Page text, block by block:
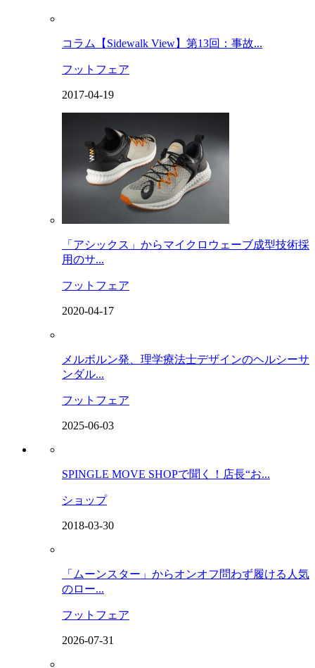
コラム【Sidewalk View】第13回：事故...
フットフェア
2017-04-19
「アシックス」からマイクロウェーブ成型技術採
用のサ...
フットフェア
2020-04-17
メルボルン発、理学療法士デザインのヘルシーサ
ンダル...
フットフェア
2025-06-03
SPINGLE MOVE SHOPで聞く！店長“お...
ショップ
2018-03-30
「ムーンスター」からオンオフ問わず履ける人気
のロー...
フットフェア
2026-07-31